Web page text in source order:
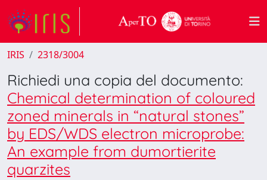
IRIS 2318/3004
Richiedi una copia del documento:
Chemical determination of coloured
zoned minerals in “natural stones”
by EDS/WDS electron microprobe:
An example from dumortierite
quarzites